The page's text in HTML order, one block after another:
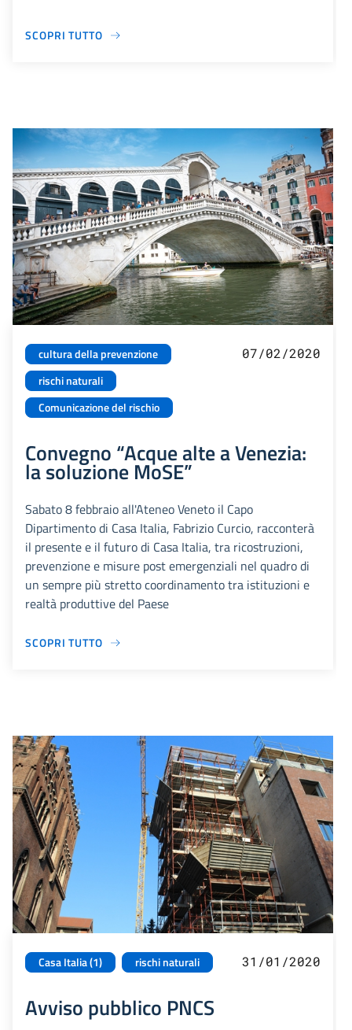
SCOPRI TUTTO
cultura della prevenzione
rischi naturali
Comunicazione del rischio
07/02/2020
Convegno “Acque alte a Venezia:
la soluzione MoSE”
Sabato 8 febbraio all'Ateneo Veneto il Capo
Dipartimento di Casa Italia, Fabrizio Curcio, racconterà
il presente e il futuro di Casa Italia, tra ricostruzioni,
prevenzione e misure post emergenziali nel quadro di
un sempre più stretto coordinamento tra istituzioni e
realtà produttive del Paese
SCOPRI TUTTO
Casa Italia (1) rischi naturali 31/01/2020
Avviso pubblico PNCS